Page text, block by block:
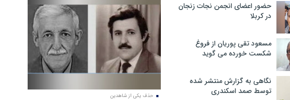
حضور اعضای انجمن نجات زنجان
در کربلا
مسعود تقی پوریان از فروغ
شکست خورده می گوید
نگاهی به گزارش منتشر شده
توسط صمد اسکندری
حذف یکی از شاهدین